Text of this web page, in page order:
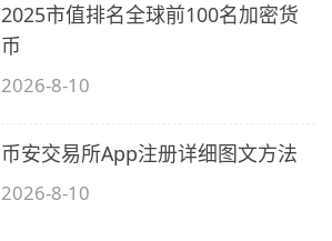
2025市值排名全球前100名加密货
币
2026-8-10
币安交易所App注册详细图文方法
2026-8-10